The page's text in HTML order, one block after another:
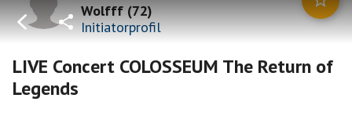
Wolfff(72)
Initiatorprofil
LIVE Concert COLOSSEUM The Return of
Legends